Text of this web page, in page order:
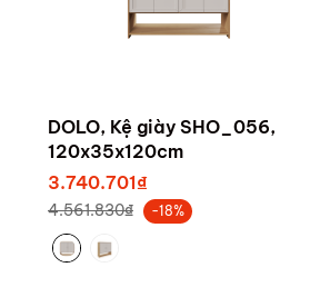
DOLO, Kệ giày SHO_056,
120x35x120cm
3.740.701₫
4.561.830₫ -18%